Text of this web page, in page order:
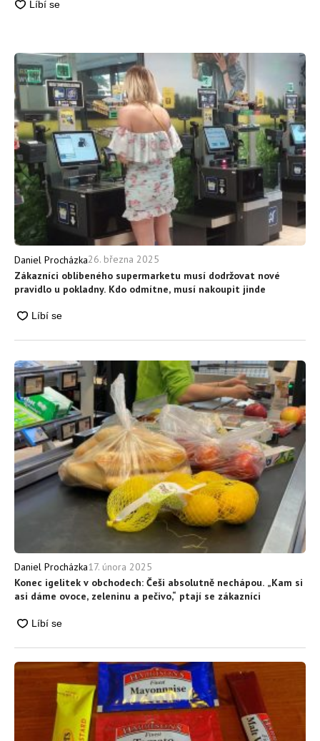
Daniel Procházka26. března 2025
Zákazníci oblíbeného supermarketu musí dodržovat nové
pravidlo u pokladny. Kdo odmítne, musí nakoupit jinde
Daniel Procházka17. února 2025
Konec igelitek v obchodech: Češi absolutně nechápou. „Kam si
asi dáme ovoce, zeleninu a pečivo,“ ptají se zákazníci